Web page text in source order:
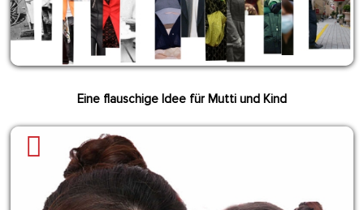
Eine flauschige Idee für Mutti und Kind